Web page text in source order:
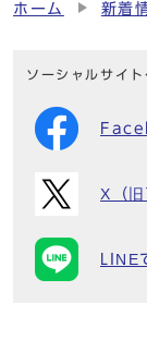
ホーム 新着
ソーシャルサイ
X（
LINE